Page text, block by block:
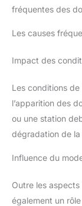
fréquentes des
Les causes
Impact des
Les conditions
l’apparition des
ou une station
dégradation de la
Influence du
Outre les
également un